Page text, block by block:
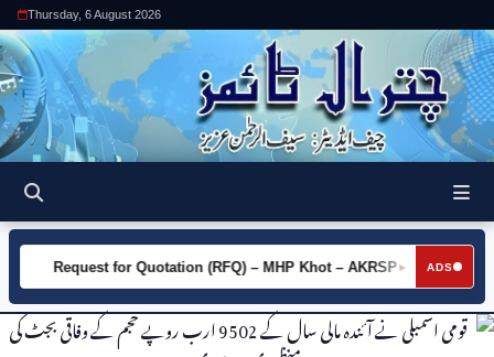
Thursday, 6 August 2026
ADS
►
Request for Quotation (RFQ) – MHP Khot – AKRSP